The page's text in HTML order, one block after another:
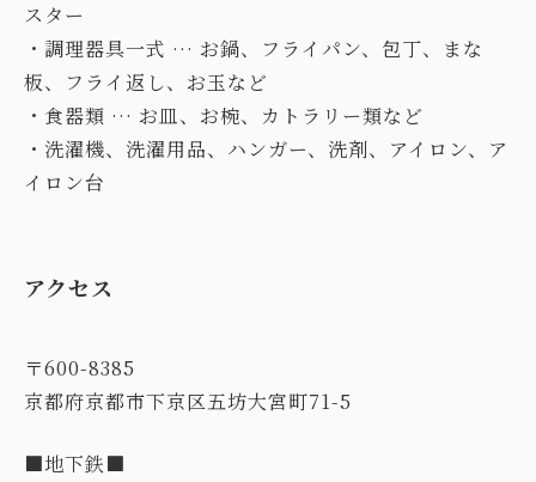
スター
・調理器具一式 … お鍋、フライパン、包丁、まな
板、フライ返し、お玉など
・食器類 … お皿、お椀、カトラリー類など
・洗濯機、洗濯用品、ハンガー、洗剤、アイロン、ア
アクセス
〒600-8385
京都府京都市下京区五坊大宮町71-5
■地下鉄■